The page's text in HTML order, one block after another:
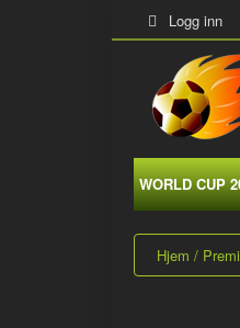
Logg inn
WORLD CUP
Hjem